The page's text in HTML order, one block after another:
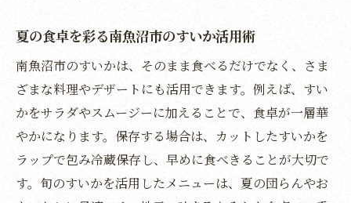
すいかを家族で楽しむ実用的な食べ方提案
家族みんなで楽しむすいかの簡単アレンジ
すいかを使った夏のデザートレシピ紹介
子どもと一緒に楽しめるすいかの切り方工
夫
パーティーに最適なすいかの食べ方アイデ
ア
夏の食卓を彩る南魚沼市のすいか活用術
南魚沼市のすいかは、そのまま食べるだけでなく、さま
ざまな料理やデザートにも活用できます。例えば、すい
かをサラダやスムージーに加えることで、食卓が一層華
やかになります。保存する場合は、カットしたすいかを
ラップで包み冷蔵保存し、早めに食べきることが大切で
す。旬のすいかを活用したメニューは、夏の団らんやお